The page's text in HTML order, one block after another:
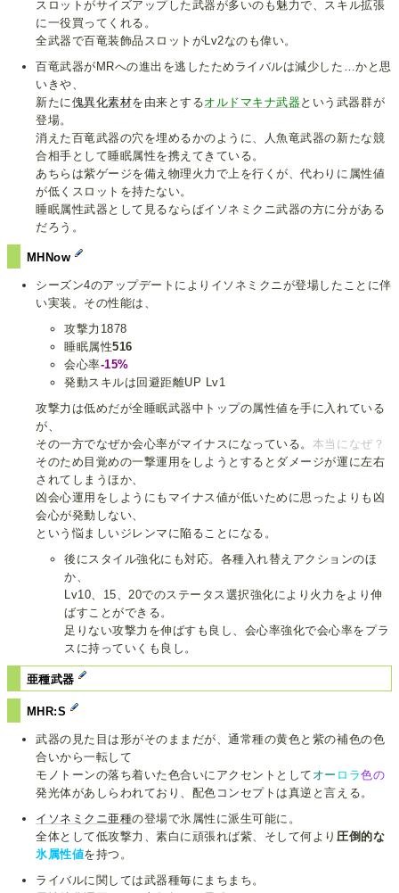
スロットがサイズアップした武器が多いのも魅力で、スキル拡張
に一役買ってくれる。
全武器で百竜装飾品スロットがLv2なのも偉い。
百竜武器がMRへの進出を逃したためライバルは減少した…かと思
いきや、
新たに傀異化素材を由来とするオルドマキナ武器という武器群が
登場。
消えた百竜武器の穴を埋めるかのように、人魚竜武器の新たな競
合相手として睡眠属性を携えてきている。
あちらは紫ゲージを備え物理火力で上を行くが、代わりに属性値
が低くスロットを持たない。
睡眠属性武器として見るならばイソネミクニ武器の方に分がある
だろう。
MHNow
シーズン4のアップデートによりイソネミクニが登場したことに伴
い実装。その性能は、
攻撃力1878
睡眠属性516
会心率-15%
発動スキルは回避距離UP Lv1
攻撃力は低めだが全睡眠武器中トップの属性値を手に入れている
が、
その一方でなぜか会心率がマイナスになっている。 本当になぜ？
そのため目覚めの一撃運用をしようとするとダメージが運に左右
されてしまうほか、
凶会心運用をしようにもマイナス値が低いために思ったよりも凶
会心が発動しない、
という悩ましいジレンマに陥ることになる。
後にスタイル強化にも対応。各種入れ替えアクションのほ
か、
Lv10、15、20でのステータス選択強化により火力をより伸
ばすことができる。
足りない攻撃力を伸ばすも良し、会心率強化で会心率をプラ
スに持っていくも良し。
亜種武器
MHR:S
武器の見た目は形がそのままだが、通常種の黄色と紫の補色の色
合いから一転して
モノトーンの落ち着いた色合いにアクセントとして オー ロラ色の
発光体があしらわれており、配色コンセプトは真逆と言える。
イソネミクニ亜種の登場で氷属性に派生可能に。
全体として低攻撃力、素白に頑張れば紫、そして何より 圧倒的な
氷属性値を持つ。
ライバルに関しては武器種毎にまちまち。